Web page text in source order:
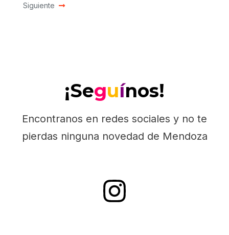
Siguiente
¡Seguínos!
Encontranos en redes sociales y no te
pierdas ninguna novedad de Mendoza